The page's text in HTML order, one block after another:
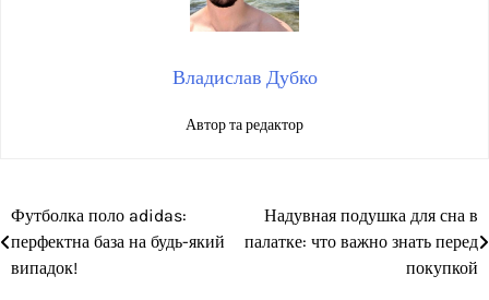
Владислав Дубко
Автор та редактор
Навігація
записів
Футболка поло adidas:
перфектна база на будь-який
випадок!
Надувная подушка для сна в
палатке: что важно знать перед
покупкой